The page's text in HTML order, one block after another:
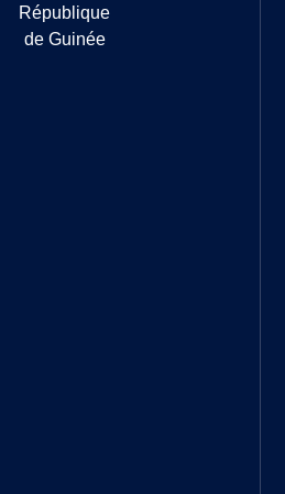
République
de Guinée